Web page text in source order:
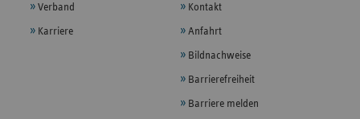
Verband
Karriere
Kontakt
Anfahrt
Bildnachweise
Barrierefreiheit
Barriere melden